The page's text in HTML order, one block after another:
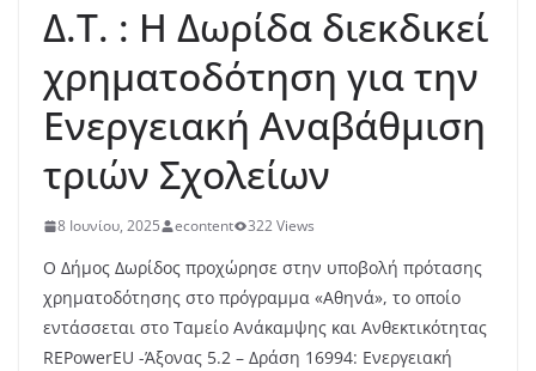
Δ.Τ. : Η Δωρίδα διεκδικεί
χρηματοδότηση για την
Ενεργειακή Αναβάθμιση
τριών Σχολείων
8 Ιουνίου, 2025 econtent 322 Views
Ο Δήμος Δωρίδος προχώρησε στην υποβολή πρότασης
χρηματοδότησης στο πρόγραμμα «Αθηνά», το οποίο
εντάσσεται στο Ταμείο Ανάκαμψης και Ανθεκτικότητας
REPowerEU -Άξονας 5.2 – Δράση 16994: Ενεργειακή